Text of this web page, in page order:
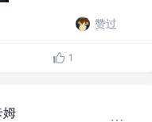
赞过
1
姆